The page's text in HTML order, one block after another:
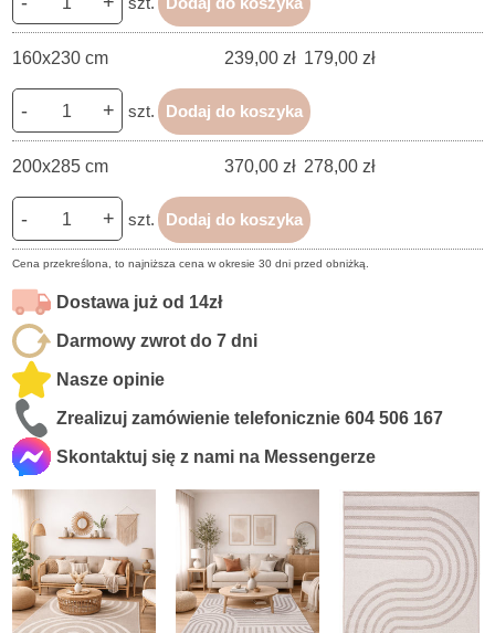
160x230 cm 239,00 zł 179,00 zł
- + szt. Dodaj do koszyka
200x285 cm 370,00 zł 278,00 zł
- + szt. Dodaj do koszyka
Cena przekreślona, to najniższa cena w okresie 30 dni przed obniżką.
Dostawa już od 14zł
Darmowy zwrot do 7 dni
Nasze opinie
Zrealizuj zamówienie telefonicznie604 506 167
Skontaktuj się z nami na Messengerze